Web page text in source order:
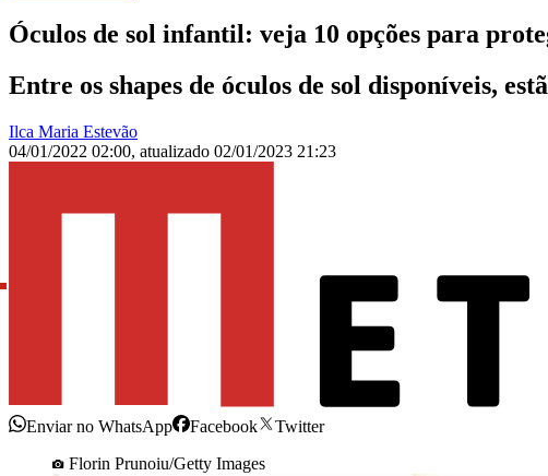
Óculos de sol infantil: veja 10 opções para
Entre os shapes de óculos de sol disponíveis,
Ilca Maria Estevão
04/01/2022 02:00, atualizado 02/01/2023 21:23
Enviar no WhatsApp Facebook
Twitter
Florin Prunoiu/Getty Images